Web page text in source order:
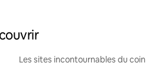
Les sites incontournables du coin